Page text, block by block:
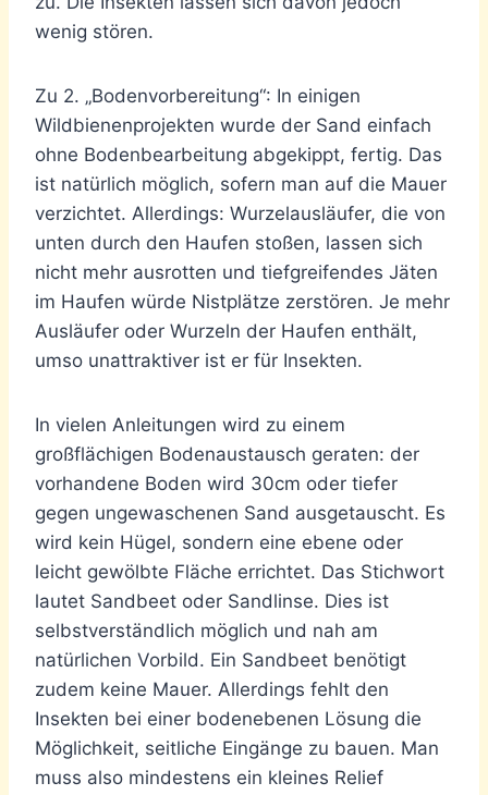
wenig stören.
Zu 2. „Bodenvorbereitung“: In einigen
Wildbienenprojekten wurde der Sand einfach
ohne Bodenbearbeitung abgekippt, fertig. Das
ist natürlich möglich, sofern man auf die Mauer
verzichtet. Allerdings: Wurzelausläufer, die von
unten durch den Haufen stoßen, lassen sich
nicht mehr ausrotten und tiefgreifendes Jäten
im Haufen würde Nistplätze zerstören. Je mehr
Ausläufer oder Wurzeln der Haufen enthält,
umso unattraktiver ist er für Insekten.
In vielen Anleitungen wird zu einem
großflächigen Bodenaustausch geraten: der
vorhandene Boden wird 30cm oder tiefer
gegen ungewaschenen Sand ausgetauscht. Es
wird kein Hügel, sondern eine ebene oder
leicht gewölbte Fläche errichtet. Das Stichwort
lautet Sandbeet oder Sandlinse. Dies ist
selbstverständlich möglich und nah am
natürlichen Vorbild. Ein Sandbeet benötigt
zudem keine Mauer. Allerdings fehlt den
Insekten bei einer bodenebenen Lösung die
Möglichkeit, seitliche Eingänge zu bauen. Man
muss also mindestens ein kleines Relief